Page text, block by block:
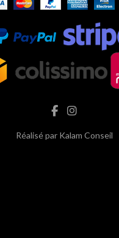
Réalisé par Kalam Conseil